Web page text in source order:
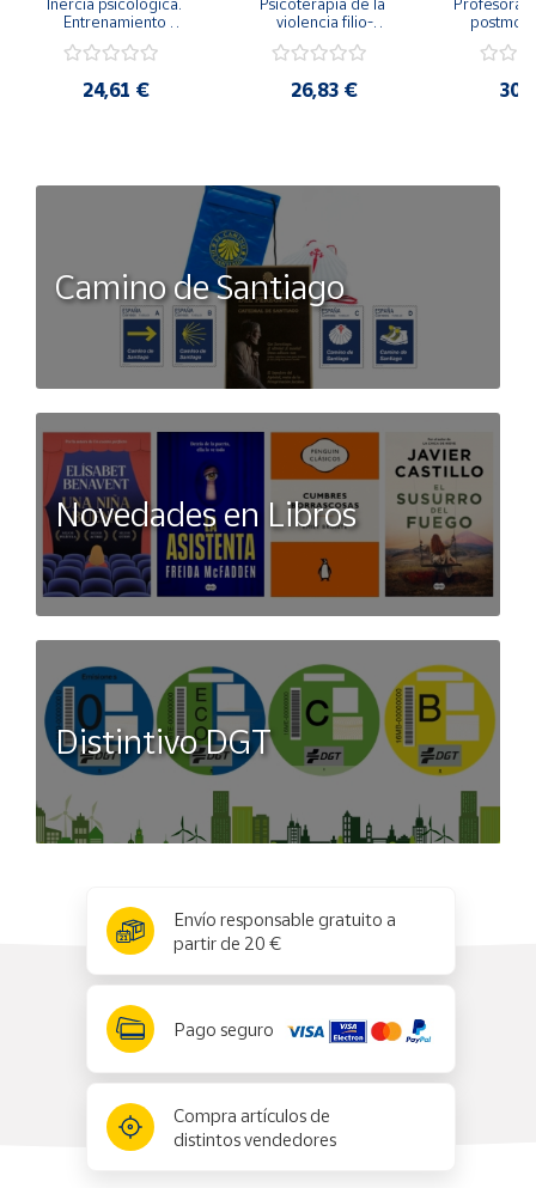
Entrenamiento
Igualdad de Género.
24,61 €
violencia filio-
secreto y la
26,83 €
Camino de Santiago
Novedades en Libros
Distintivo DGT
Envío responsable gratuito a
partir de 20 €
Pago seguro
Compra artículos de
distintos vendedores